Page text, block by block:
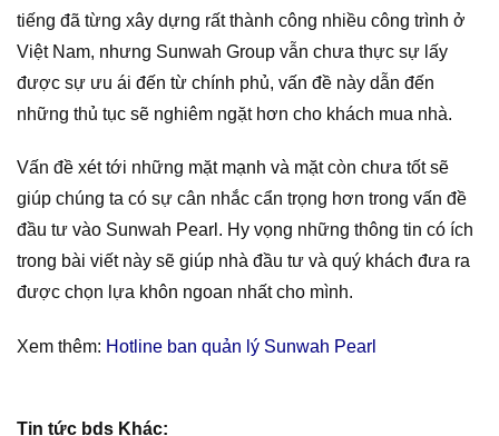
tiếng đã từng xây dựng rất thành công nhiều công trình ở
Việt Nam, nhưng Sunwah Group vẫn chưa thực sự lấy
được sự ưu ái đến từ chính phủ, vấn đề này dẫn đến
những thủ tục sẽ nghiêm ngặt hơn cho khách mua nhà.
Vấn đề xét tới những mặt mạnh và mặt còn chưa tốt sẽ
giúp chúng ta có sự cân nhắc cẩn trọng hơn trong vấn đề
đầu tư vào Sunwah Pearl. Hy vọng những thông tin có ích
trong bài viết này sẽ giúp nhà đầu tư và quý khách đưa ra
được chọn lựa khôn ngoan nhất cho mình.
Xem thêm: Hotline ban quản lý Sunwah Pearl
Tin tức bds Khác: